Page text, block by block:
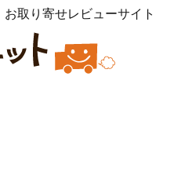
取り寄せレビューサイト